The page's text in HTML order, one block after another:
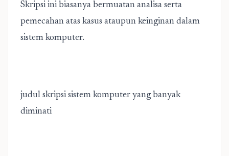
Skripsi ini biasanya bermuatan analisa serta
pemecahan atas kasus ataupun keinginan dalam
sistem komputer.
judul skripsi sistem komputer yang banyak
diminati